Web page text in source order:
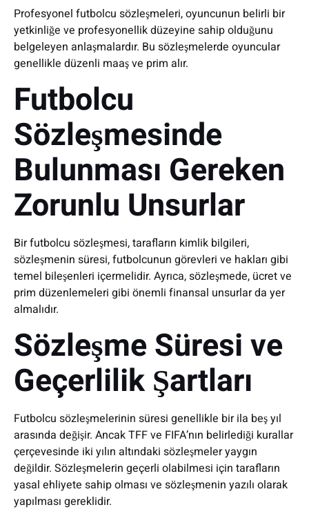
Profesyonel futbolcu sözleşmeleri, oyuncunun belirli bir
yetkinliğe ve profesyonellik düzeyine sahip olduğunu
belgeleyen anlaşmalardır. Bu sözleşmelerde oyuncular
genellikle düzenli maaş ve prim alır.
Futbolcu
Sözleşmesinde
Bulunması Gereken
Zorunlu Unsurlar
Bir futbolcu sözleşmesi, tarafların kimlik bilgileri,
sözleşmenin süresi, futbolcunun görevleri ve hakları gibi
temel bileşenleri içermelidir. Ayrıca, sözleşmede, ücret ve
prim düzenlemeleri gibi önemli finansal unsurlar da yer
almalıdır.
Sözleşme Süresi ve
Geçerlilik Şartları
Futbolcu sözleşmelerinin süresi genellikle bir ila beş yıl
arasında değişir. Ancak TFF ve FIFA’nın belirlediği kurallar
çerçevesinde iki yılın altındaki sözleşmeler yaygın
değildir. Sözleşmelerin geçerli olabilmesi için tarafların
yasal ehliyete sahip olması ve sözleşmenin yazılı olarak
yapılması gereklidir.